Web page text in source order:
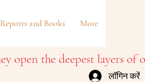
Reports and Books More
लॉगिन करें